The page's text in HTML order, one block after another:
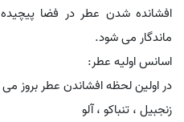
افشانده شدن عطر در فضا
ماندگار می شود.
اسانس اولیه عطر:
در اولین لحظه افشاندن عطر بروز
زنجبیل ، تنباکو ، آلو